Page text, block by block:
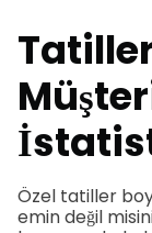
Özel tatiller
emin değil